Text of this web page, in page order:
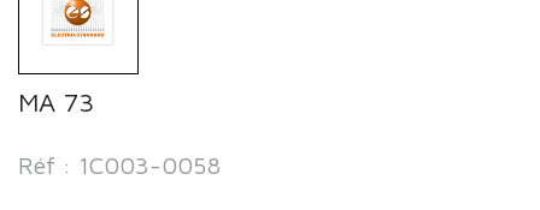
MA 73
Réf : 1C003-0058